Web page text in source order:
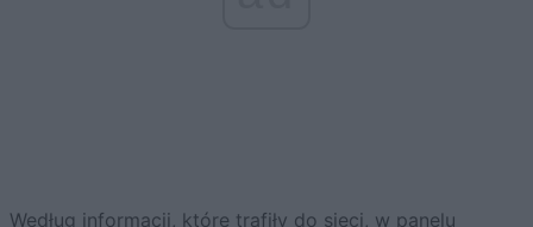
Według informacji, które trafiły do sieci, w panelu